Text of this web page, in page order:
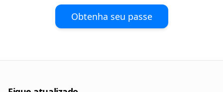
Obtenha seu passe